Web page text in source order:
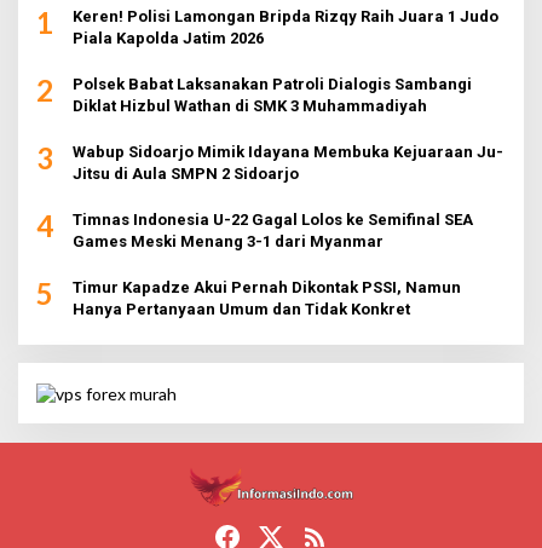
1
Keren! Polisi Lamongan Bripda Rizqy Raih Juara 1 Judo
Piala Kapolda Jatim 2026
2
Polsek Babat Laksanakan Patroli Dialogis Sambangi
Diklat Hizbul Wathan di SMK 3 Muhammadiyah
3
Wabup Sidoarjo Mimik Idayana Membuka Kejuaraan Ju-
Jitsu di Aula SMPN 2 Sidoarjo
4
Timnas Indonesia U-22 Gagal Lolos ke Semifinal SEA
Games Meski Menang 3-1 dari Myanmar
5
Timur Kapadze Akui Pernah Dikontak PSSI, Namun
Hanya Pertanyaan Umum dan Tidak Konkret